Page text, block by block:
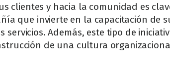
clientes y hacia la comunidad es
que invierte en la capacitación de
Además, este tipo de
de una cultura